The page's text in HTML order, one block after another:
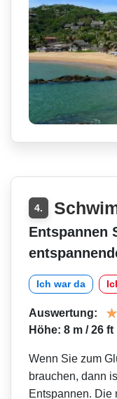
4.
Entspannen
Ich war da
Auswertung:
Höhe: 8 m / 26 ft
Wenn Sie zum
brauchen, dann
Entspannen. Die